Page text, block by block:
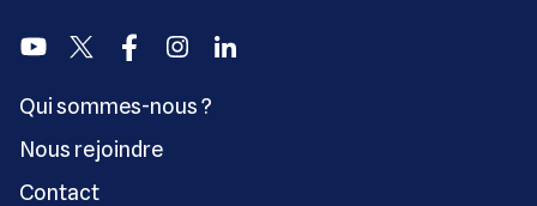
YoutubeTwitter FacebookInstagramLinkedin
Qui sommes-nous ?
Nous rejoindre
Contact